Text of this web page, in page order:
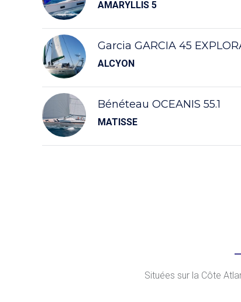
AMARYLLIS 5
Garcia GARCIA 45
ALCYON
Bénéteau OCEANIS 55.1
MATISSE
Situées sur la Côte